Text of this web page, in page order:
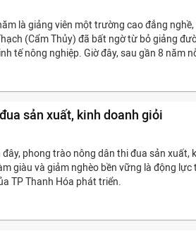
là giảng viên một trường cao đẳng nghề,
(Cẩm Thủy) đã bất ngờ từ bỏ giảng
tế nông nghiệp. Giờ đây, sau gần 8 năm
sản xuất, kinh doanh giỏi
phong trào nông dân thi đua sản xuất,
giàu và giảm nghèo bền vững là động lực
TP Thanh Hóa phát triển.